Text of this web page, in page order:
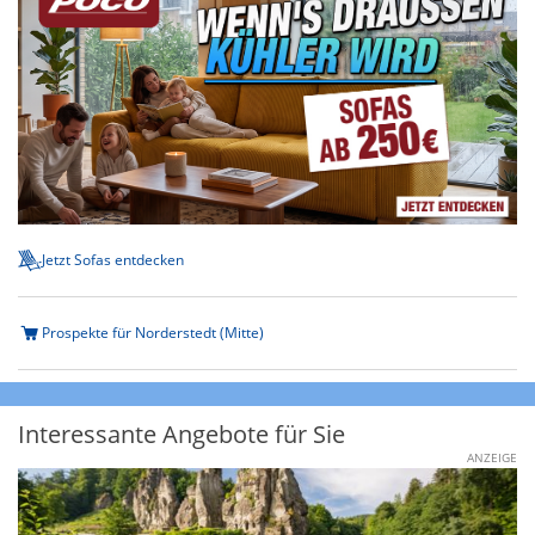
Jetzt Sofas entdecken
Prospekte für Norderstedt (Mitte)
Interessante Angebote für Sie
ANZEIGE